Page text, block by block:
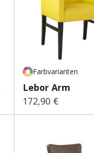
Farbvarianten
Lebor Arm
Regulärer Preis:
172,90 €